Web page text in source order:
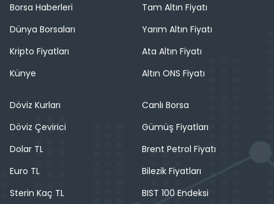
Borsa Haberleri
Dünya Borsaları
Kripto Fiyatları
Künye
Tam Altın Fiyatı
Yarım Altın Fiyatı
Ata Altın Fiyatı
Altın ONS Fiyatı
Döviz Kurları
Döviz Çevirici
Dolar TL
Euro TL
Sterin Kaç TL
Canlı Borsa
Gümüş Fiyatları
Brent Petrol Fiyatı
Bilezik Fiyatları
BIST 100 Endeksi